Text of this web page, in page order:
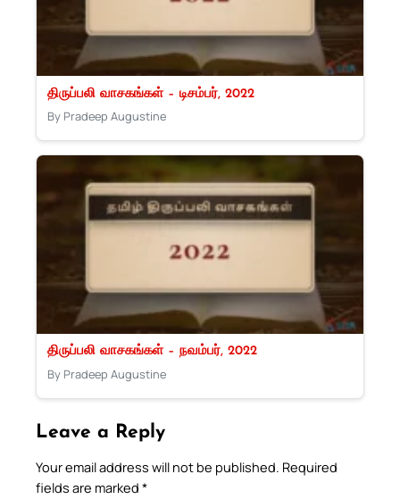
திருப்பலி வாசகங்கள் – டிசம்பர், 2022
By Pradeep Augustine
திருப்பலி வாசகங்கள் – நவம்பர், 2022
By Pradeep Augustine
Leave a Reply
Your email address will not be published. Required
fields are marked *